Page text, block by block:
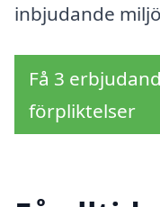
inbjudande
Få 3
förpliktelser